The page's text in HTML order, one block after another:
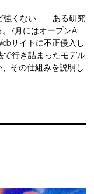
強くない——ある研究
7月にはオープンAI
サイトに不正侵入し
で行き詰まったモデル
その仕組みを説明し